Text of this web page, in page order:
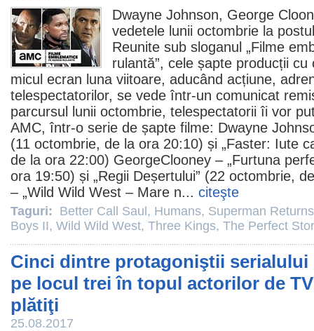
Dwayne Johnson, George
vedetele lunii octombrie la
Reunite sub sloganul „Filme
rulantă”, cele șapte producții
micul ecran luna viitoare, aducând acțiune,
telespectatorilor, se vede într-un comunicat
parcursul lunii octombrie, telespectatorii îi vor
AMC, într-o serie de șapte filme: Dwayne
(11 octombrie, de la ora 20:10) și „Faster: Iute
de la ora 22:00) GeorgeClooney – „Furtuna
ora 19:50) și „Regii Deșertului” (22 octombrie,
– „Wild Wild West – Mare n... citeşte
Taguri: Better Call Saul , Humans, Superman Returns
Boys II, Wild Wild West, Three Kings, The Perfect
Cinci dintre protagoniştii serialului
pe locul trei în topul actorilor de
plătiţi
25.08.2017